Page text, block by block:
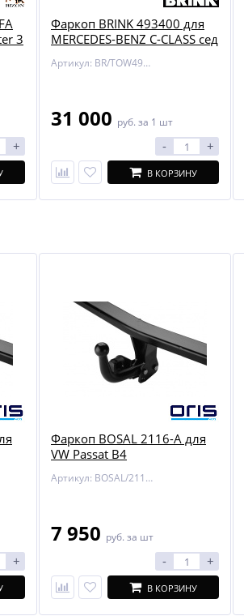
3
+
Фаркоп BRINK 493400 для
MERCEDES-BENZ C-CLASS сед
Артикул: BR/TOW493400
31 000 руб. за 1 шт
- +
В КОРЗИНУ
+
Фаркоп BOSAL 2116-A для
VW Passat B4
Артикул: BOSAL/2116-A
7 950 руб. за шт
- +
В КОРЗИНУ